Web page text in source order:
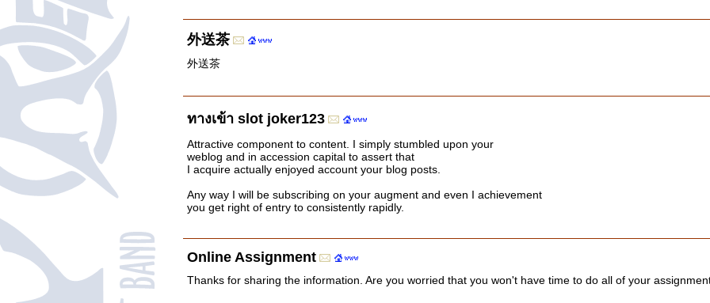
外送茶
外送茶
ทางเข้า slot joker123
Attractive component to content. I simply stumbled upon your
weblog and in accession capital to assert that
I acquire actually enjoyed account your blog posts.
Any way I will be subscribing on your augment and even I achievement
you get right of entry to consistently rapidly.
Online Assignment
Thanks for sharing the information. Are you worried that you won't have time to do all of your